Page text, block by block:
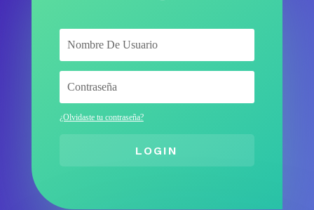
¿Olvidaste tu contraseña?
LOGIN